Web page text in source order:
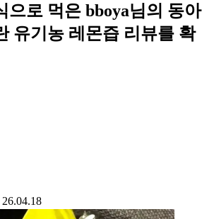
으로 먹은 bboya님의 동아
유기농 레몬즙 리뷰를 확